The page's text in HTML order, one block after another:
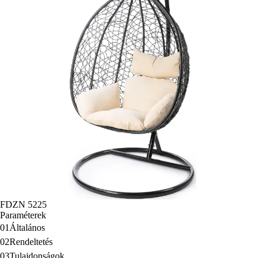
FDZN 5225
Paraméterek
01 Általános
02Rendeltetés
03Tulajdonságok